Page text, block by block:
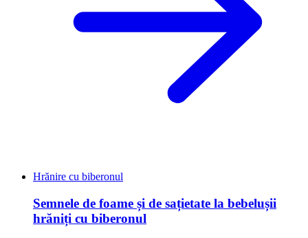
Hrănire cu biberonul
Semnele de foame și de sațietate la bebelușii
hrăniți cu biberonul